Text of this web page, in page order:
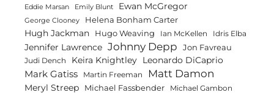
Eddie Marsan Emily Blunt Ewan McGregor
George Clooney Helena Bonham Carter
Hugh Jackman Hugo Weaving Ian McKellen Idris Elba
Jennifer Lawrence Johnny Depp Jon Favreau
Judi Dench Keira Knightley Leonardo DiCaprio
Mark Gatiss Martin Freeman Matt Damon
Meryl Streep Michael Fassbender Michael Gambon